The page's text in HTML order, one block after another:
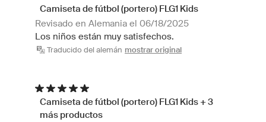
Camiseta de fútbol (portero) FLG1 Kids
Revisado en Alemania el 06/18/2025
Los niños están muy satisfechos.
Traducido del alemán mostrar original
Camiseta de fútbol (portero) FLG1 Kids + 3
más productos